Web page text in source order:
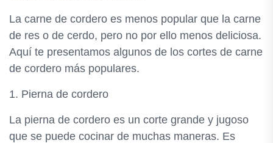
La carne de cordero es menos popular que la carne
de res o de cerdo, pero no por ello menos deliciosa.
Aquí te presentamos algunos de los cortes de carne
de cordero más populares.
1. Pierna de cordero
La pierna de cordero es un corte grande y jugoso
que se puede cocinar de muchas maneras. Es